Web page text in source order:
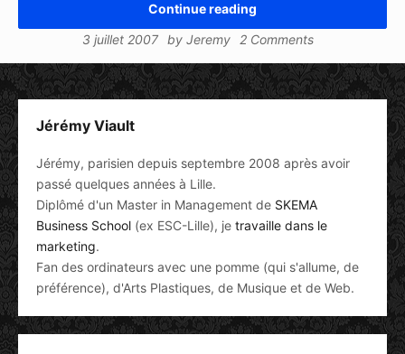
Continue reading
3 juillet 2007 by Jeremy 2 Comments
Jérémy Viault
Jérémy, parisien depuis septembre 2008 après avoir
passé quelques années à Lille.
Diplômé d'un Master in Management de SKEMA
Business School (ex ESC-Lille), je travaille dans le
marketing.
Fan des ordinateurs avec une pomme (qui s'allume, de
préférence), d'Arts Plastiques, de Musique et de Web.